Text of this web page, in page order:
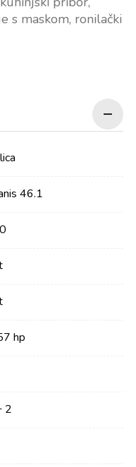
s maskom, ronilački
46.1
hp
2